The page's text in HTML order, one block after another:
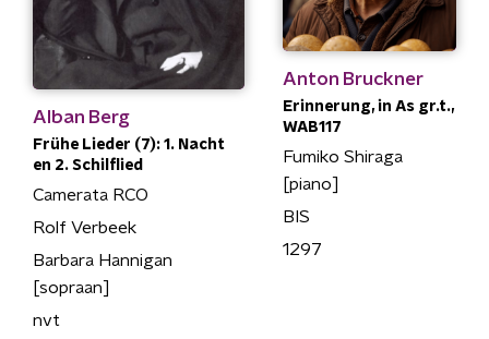
Alban Berg
Frühe Lieder (7): 1. Nacht
en 2. Schilflied
Camerata RCO
Rolf Verbeek
Barbara Hannigan
[sopraan]
nvt
Anton Bruckner
Erinnerung, in As gr.t.,
WAB117
Fumiko Shiraga
[piano]
BIS
1297